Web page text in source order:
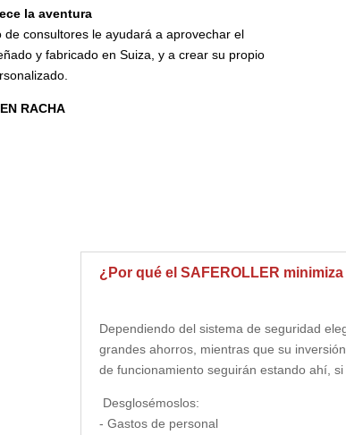
la aventura
de consultores le ayudará a aprovechar el
y fabricado en Suiza, y a crear su propio
RACHA
¿Por qué el SAFEROLLER
Dependiendo del sistema de seguridad
grandes ahorros, mientras que su
de funcionamiento seguirán estando ahí, si
Desglosémoslos:
- Gastos de personal